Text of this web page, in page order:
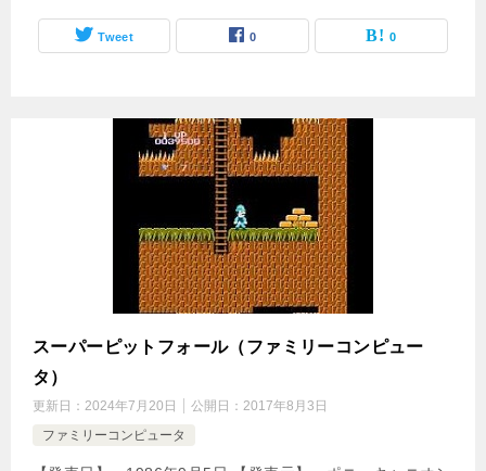
Tweet 0 0
スーパーピットフォール（ファミリーコンピュー
タ）
更新日： 2024年7月20日 公開日： 2017年8月3日
ファミリーコンピュータ